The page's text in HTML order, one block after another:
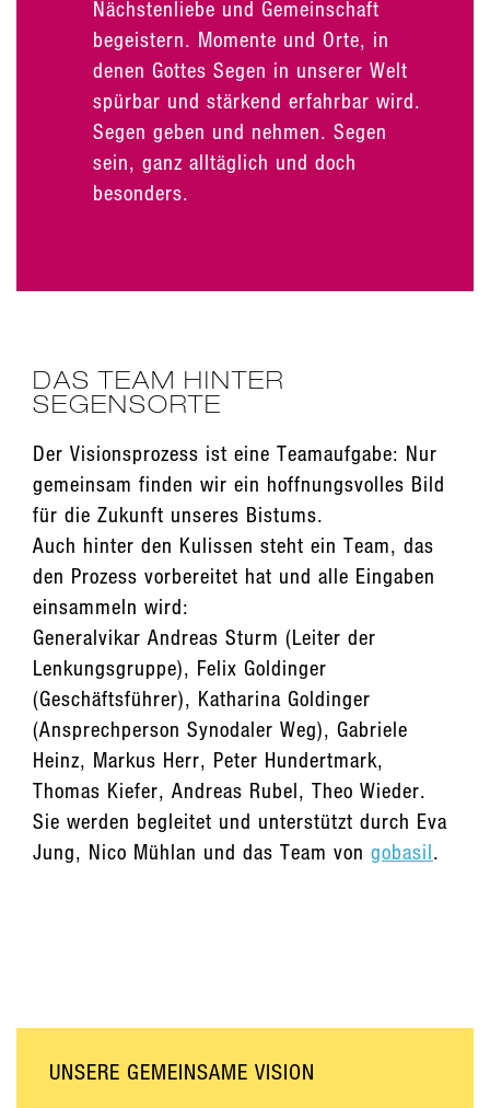
Nächstenliebe und Gemeinschaft
begeistern. Momente und Orte, in
denen Gottes Segen in unserer Welt
spürbar und stärkend erfahrbar wird.
Segen geben und nehmen. Segen
sein, ganz alltäglich und doch
besonders.
DAS TEAM HINTER
SEGENSORTE
Der Visionsprozess ist eine Teamaufgabe: Nur
gemeinsam finden wir ein hoffnungsvolles Bild
für die Zukunft unseres Bistums.
Auch hinter den Kulissen steht ein Team, das
den Prozess vorbereitet hat und alle Eingaben
einsammeln wird:
Generalvikar Andreas Sturm (Leiter der
Lenkungsgruppe), Felix Goldinger
(Geschäftsführer), Katharina Goldinger
(Ansprechperson Synodaler Weg), Gabriele
Heinz, Markus Herr, Peter Hundertmark,
Thomas Kiefer, Andreas Rubel, Theo Wieder.
Sie werden begleitet und unterstützt durch Eva
Jung, Nico Mühlan und das Team von gobasil.
UNSERE GEMEINSAME VISION